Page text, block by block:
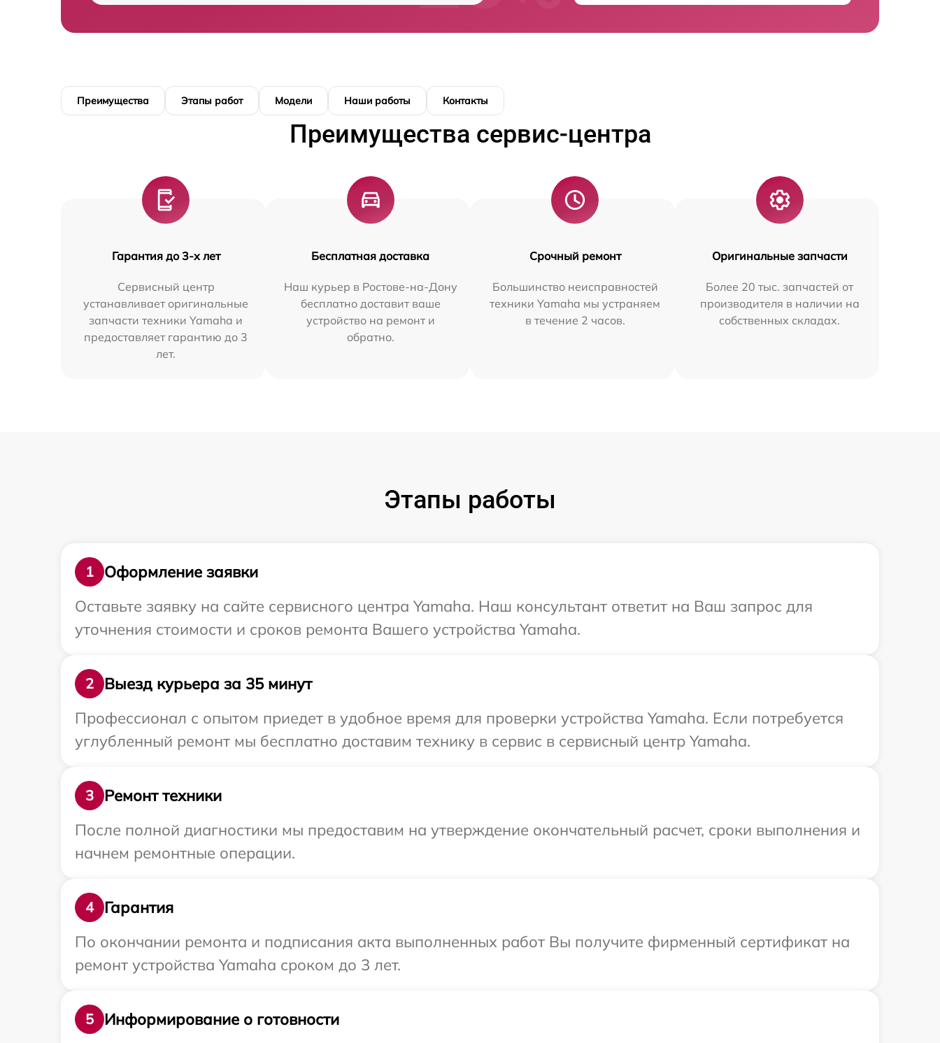
Преимущества Этапы работ Модели Наши работы Контакты
Преимущества сервис-центра
Гарантия до 3-х лет
Сервисный центр
устанавливает оригинальные
запчасти техники Yamaha и
предоставляет гарантию до 3
лет.
Бесплатная доставка
Наш курьер в Ростове-на-Дону
бесплатно доставит ваше
устройство на ремонт и
обратно.
Срочный ремонт
Большинство неисправностей
техники Yamaha мы устраняем
в течение 2 часов.
Оригинальные запчасти
Более 20 тыс. запчастей от
производителя в наличии на
собственных складах.
Этапы работы
1
Оформление заявки
Оставьте заявку на сайте сервисного центра Yamaha. Наш консультант ответит на Ваш запрос для
уточнения стоимости и сроков ремонта Вашего устройства Yamaha.
2
Выезд курьера за 35 минут
Профессионал с опытом приедет в удобное время для проверки устройства Yamaha. Если потребуется
углубленный ремонт мы бесплатно доставим технику в сервис в сервисный центр Yamaha.
3
Ремонт техники
После полной диагностики мы предоставим на утверждение окончательный расчет, сроки выполнения и
начнем ремонтные операции.
4
Гарантия
По окончании ремонта и подписания акта выполненных работ Вы получите фирменный сертификат на
ремонт устройства Yamaha сроком до 3 лет.
5
Информирование о готовности